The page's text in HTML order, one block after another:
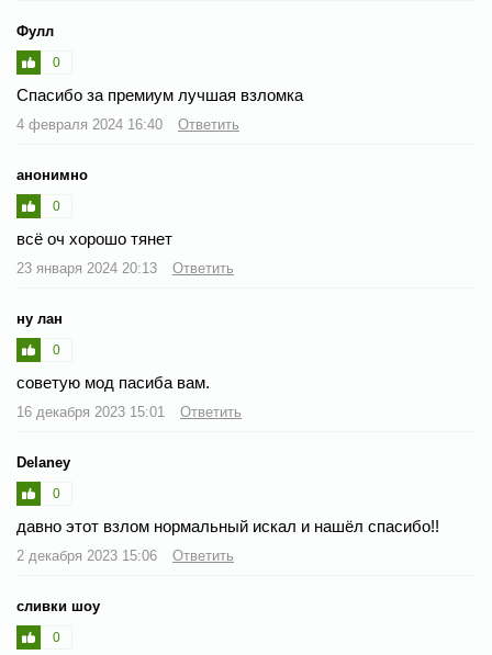
Фулл
0
Спасибо за премиум лучшая взломка
4 февраля 2024 16:40 Ответить
анонимно
0
всё оч хорошо тянет
23 января 2024 20:13 Ответить
ну лан
0
советую мод пасиба вам.
16 декабря 2023 15:01 Ответить
Delaney
0
давно этот взлом нормальный искал и нашёл спасибо!!
2 декабря 2023 15:06 Ответить
сливки шоу
0